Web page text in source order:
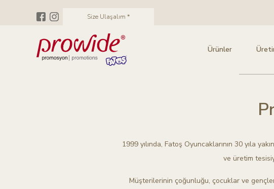
Size Ulaşalım *
Ürünler
1999 yılında, Fatoş Oyuncaklarının 30 yıla
ve üretim
Müşterilerinin çoğunluğu, çocuklar ve